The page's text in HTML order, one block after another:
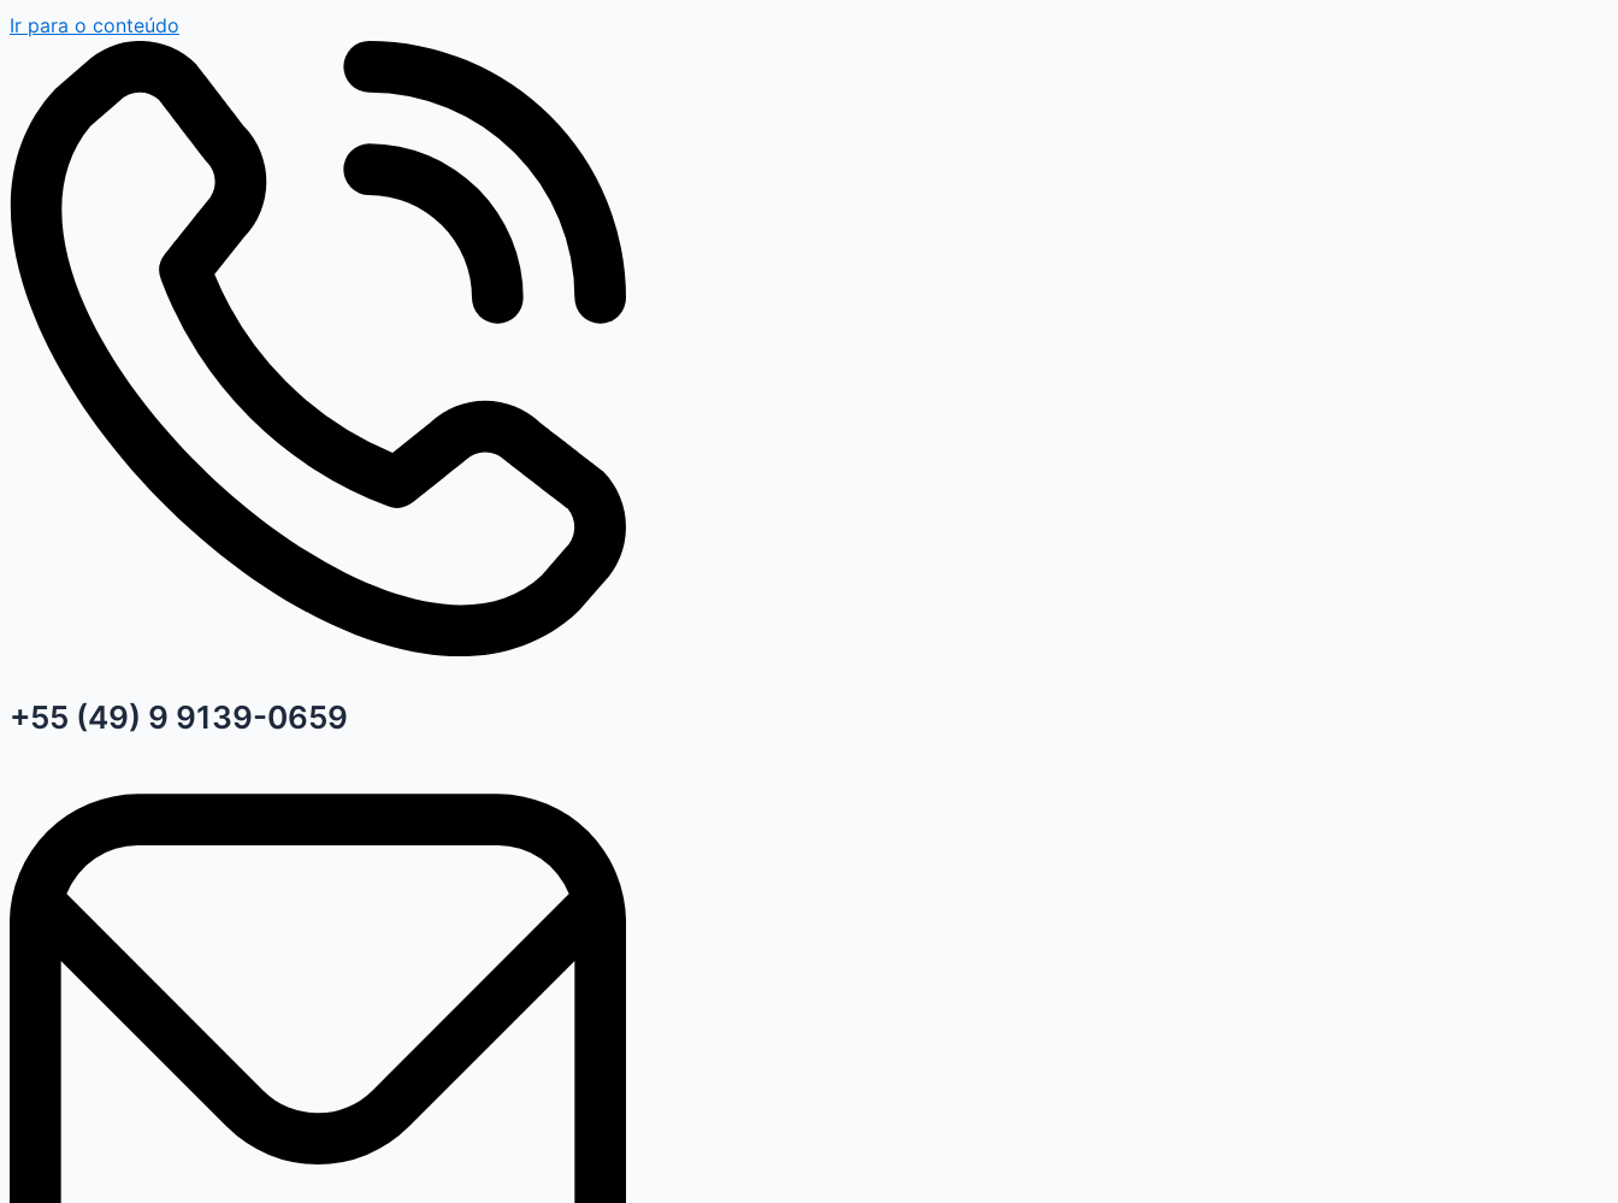
Ir para o conteúdo
+55 (49) 9 9139-0659